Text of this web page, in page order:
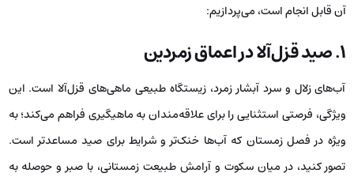
آن قابل انجام است، می‌پردازیم:
۱. صید قزل‌آلا در اعماق زمردین
آب‌های زلال و سرد آبشار زمرد، زیستگاه طبیعی ماهی‌های قزل‌آلا است. این
ویژگی، فرصتی استثنایی را برای علاقه‌مندان به ماهیگیری فراهم می‌کند؛ به
ویژه در فصل زمستان که آب‌ها خنک‌تر و شرایط برای صید مساعدتر است.
تصور کنید، در میان سکوت و آرامش طبیعت زمستانی، با صبر و حوصله به